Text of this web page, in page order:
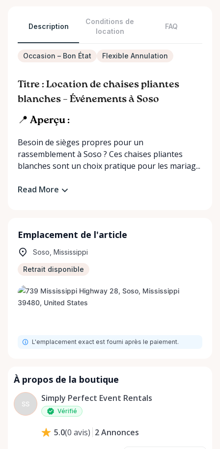
Description
Conditions de
location
FAQ
Occasion – Bon État Flexible Annulation
Titre : Location de chaises pliantes
blanches – Événements à Soso
📍 Aperçu :
Besoin de sièges propres pour un
rassemblement à Soso ? Ces chaises pliantes
blanches sont un choix pratique pour les mariag...
Read More
Emplacement de l'article
Soso, Mississippi
Retrait disponible
L'emplacement exact est fourni après le paiement.
À propos de la boutique
SS
Simply Perfect Event Rentals
Vérifié
5.0(0 avis) 2Annonces